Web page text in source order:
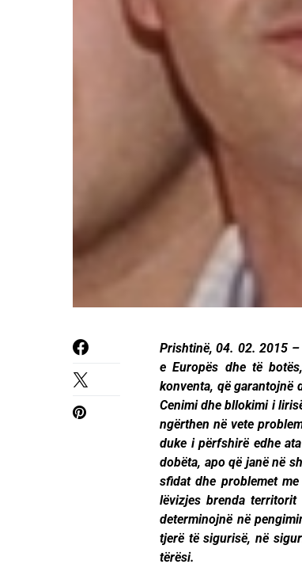
Prishtinë, 04. 02. 2015 –
e Europës dhe të
konventa, që garantojnë
Cenimi dhe bllokimi i
ngërthen në vete
duke i përfshirë edhe
dobëta, apo që janë në
sfidat dhe problemet
lëvizjes brenda
determinojnë në
tjerë të sigurisë, në
tërësi.